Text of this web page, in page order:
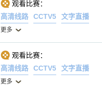
观看比赛：
高清线路
CCTV5 文字直播
更多
观看比赛：
高清线路
CCTV5 文字直播
更多